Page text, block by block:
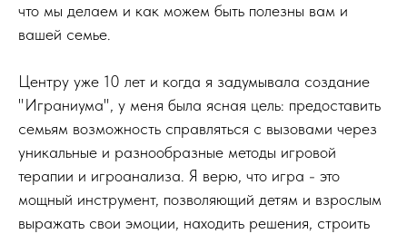
что мы делаем и как можем быть полезны вам и
вашей семье.
Центру уже 10 лет и когда я задумывала создание
"Играниума", у меня была ясная цель: предоставить
семьям возможность справляться с вызовами через
уникальные и разнообразные методы игровой
терапии и игроанализа. Я верю, что игра - это
мощный инструмент, позволяющий детям и взрослым
выражать свои эмоции, находить решения, строить